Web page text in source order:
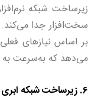
سخت‌افزار جدا
می‌دهد که به‌سرعت به
۶. زیرساخت شبکه ابری (Cloud Networking)